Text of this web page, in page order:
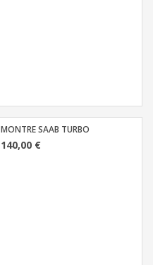
MONTRE SAAB TURBO
140,00 €